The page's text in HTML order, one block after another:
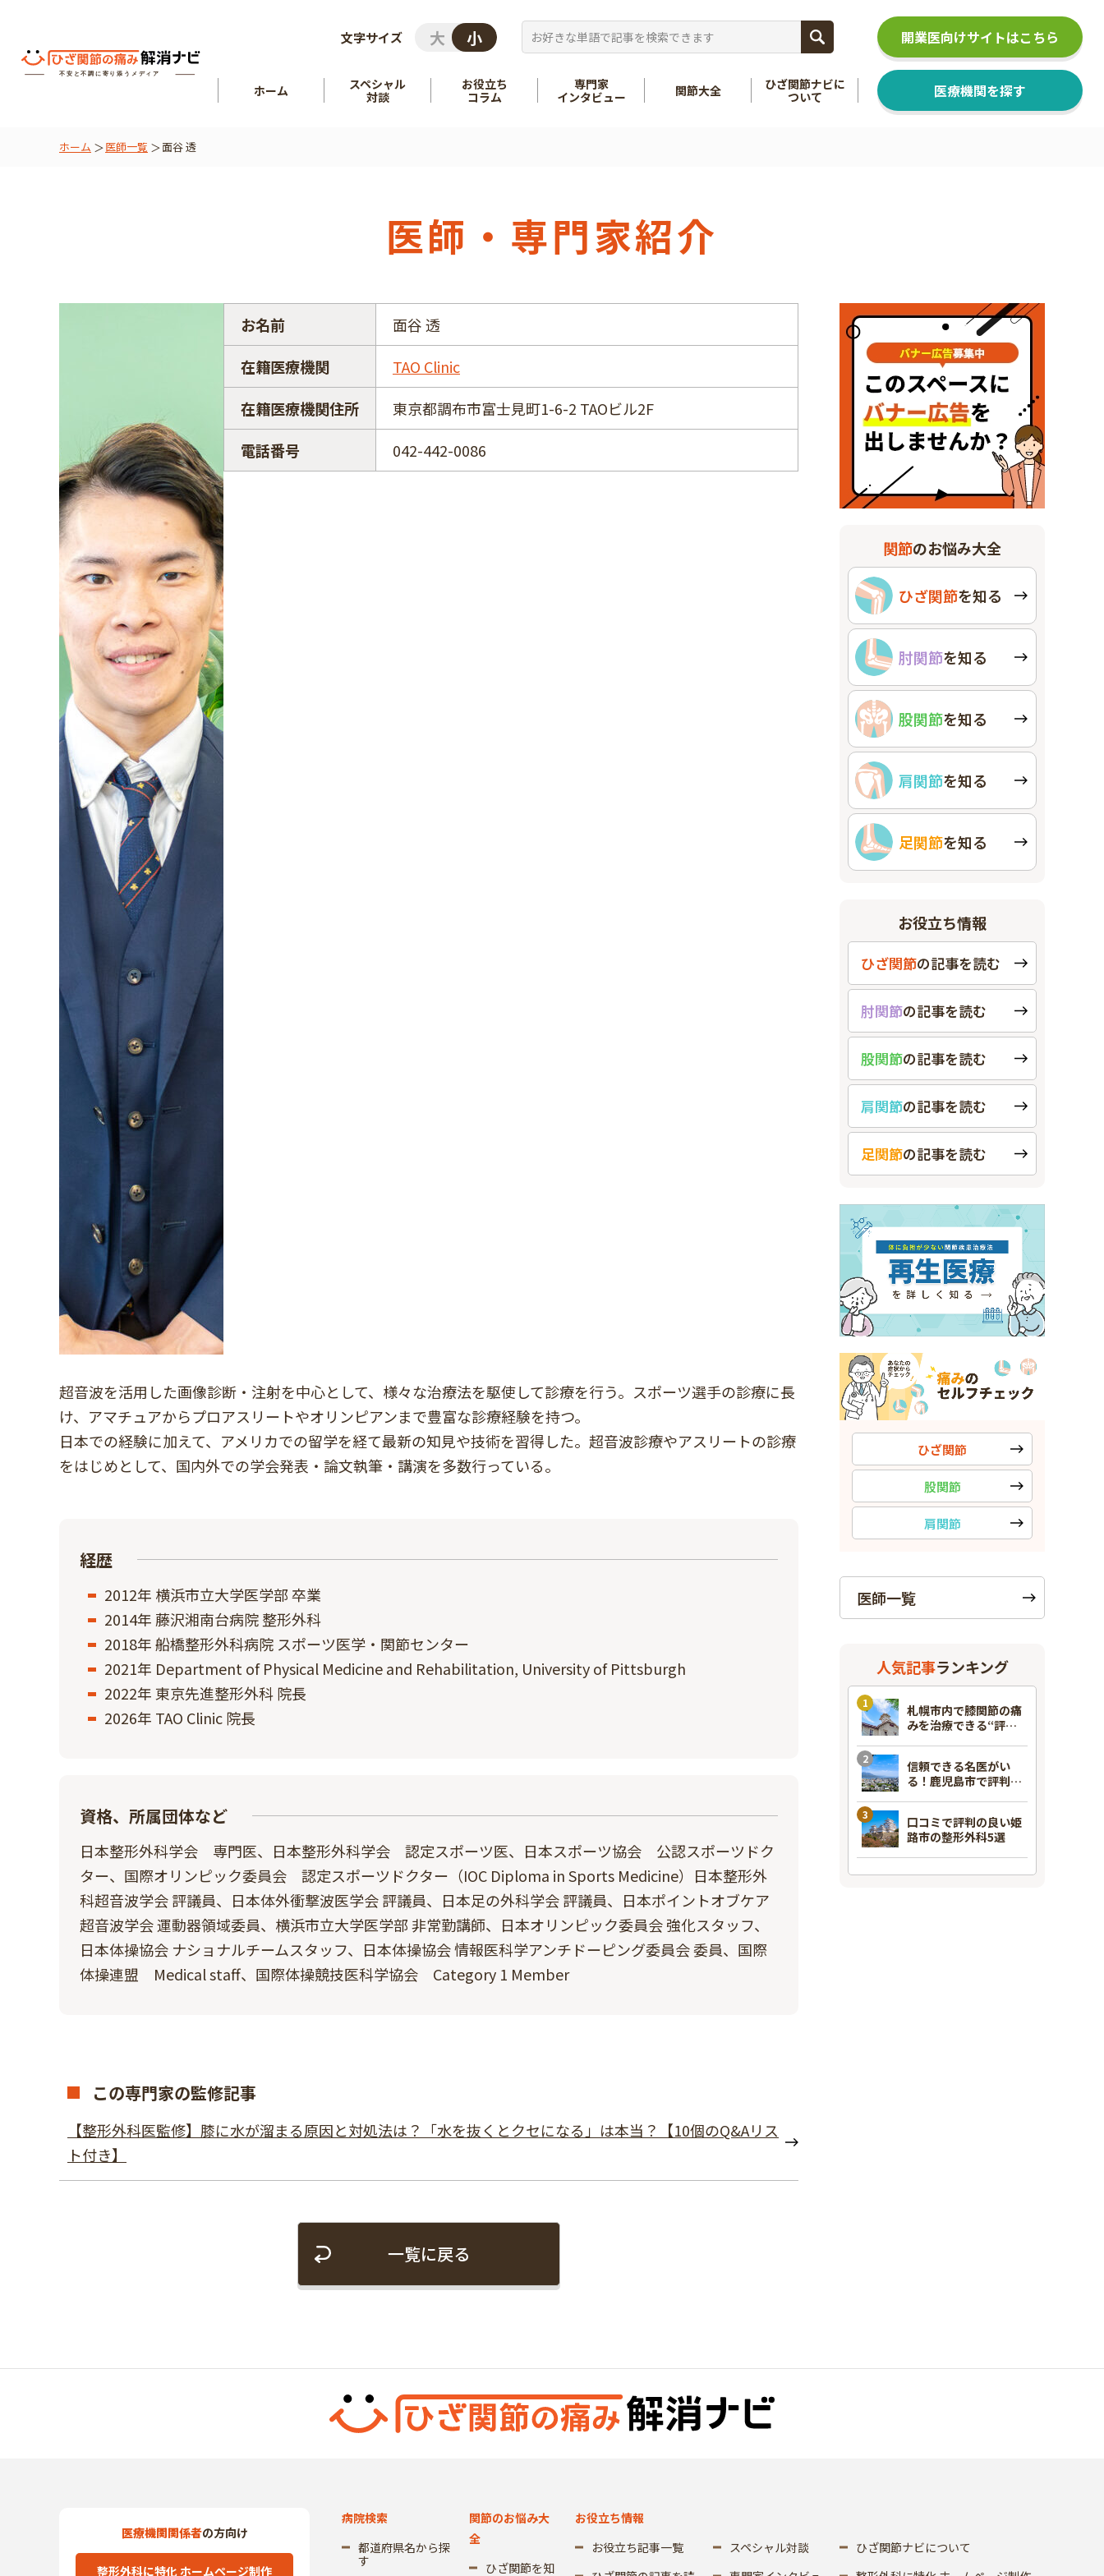
文字サイズ
ホーム
スペシャル
対談
お役立ち
コラム
専門家
インタビュー
関節大全
ひざ関節ナビに
ついて
医療機関を探す
開業医向けサイトはこちら
ホーム 医師一覧 面谷 透
医師・専門家紹介
お名前
面谷 透
在籍医療機関
TAO Clinic
在籍医療機関住所
東京都調布市富士見町1-6-2 TAOビル2F
電話番号
042-442-0086
超音波を活用した画像診断・注射を中心として、様々な治療法を駆使して診療を行う。スポーツ選手の診療に長
け、アマチュアからプロアスリートやオリンピアンまで豊富な診療経験を持つ。
日本での経験に加えて、アメリカでの留学を経て最新の知見や技術を習得した。超音波診療やアスリートの診療
をはじめとして、国内外での学会発表・論文執筆・講演を多数行っている。
経歴
2012年 横浜市⽴⼤学医学部 卒業
2014年 藤沢湘南台病院 整形外科
2018年 船橋整形外科病院 スポーツ医学・関節センター
2021年 Department of Physical Medicine and Rehabilitation, University of Pittsburgh
2022年 東京先進整形外科 院⻑
2026年 TAO Clinic 院⻑
資格、所属団体など
日本整形外科学会 専門医、日本整形外科学会 認定スポーツ医、日本スポーツ協会 公認スポーツドク
ター、​国際オリンピック委員会 認定スポーツドクター（IOC Diploma in Sports Medicine）⽇本整形外
科超⾳波学会 評議員、⽇本体外衝撃波医学会 評議員、⽇本⾜の外科学会 評議員、⽇本ポイントオブケア
超⾳波学会 運動器領域委員、横浜市⽴⼤学医学部 ⾮常勤講師、⽇本オリンピック委員会 強化スタッフ、
⽇本体操協会 ナショナルチームスタッフ、⽇本体操協会 情報医科学アンチドーピング委員会 委員、国際
体操連盟 Medical staff、国際体操競技医科学協会 Category 1 Member
この専門家の監修記事
【整形外科医監修】膝に水が溜まる原因と対処法は？「水を抜くとクセになる」は本当？【10個のQ&Aリス
ト付き】
一覧に戻る
関節のお悩み大全
ひざ関節を知る
肘関節を知る
股関節を知る
肩関節を知る
足関節を知る
お役立ち情報
ひざ関節の記事を読む
肘関節の記事を読む
股関節の記事を読む
肩関節の記事を読む
足関節の記事を読む
ひざ関節
股関節
肩関節
医師一覧
人気記事ランキング
札幌市内で膝関節の痛
みを治療できる“評判
信頼できる名医がい
る！鹿児島市で評判の
口コミで評判の良い姫
路市の整形外科5選
医療機関関係者の方向け
整形外科に特化 ホームページ制作
病院検索
都道府県名から探
す
関節のお悩み大
全
ひざ関節を知
お役立ち情報
お役立ち記事一覧
スペシャル対談
ひざ関節ナビについて